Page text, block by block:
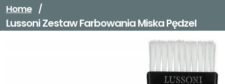
Home /
Lussoni Zestaw Farbowania Miska Pędzel